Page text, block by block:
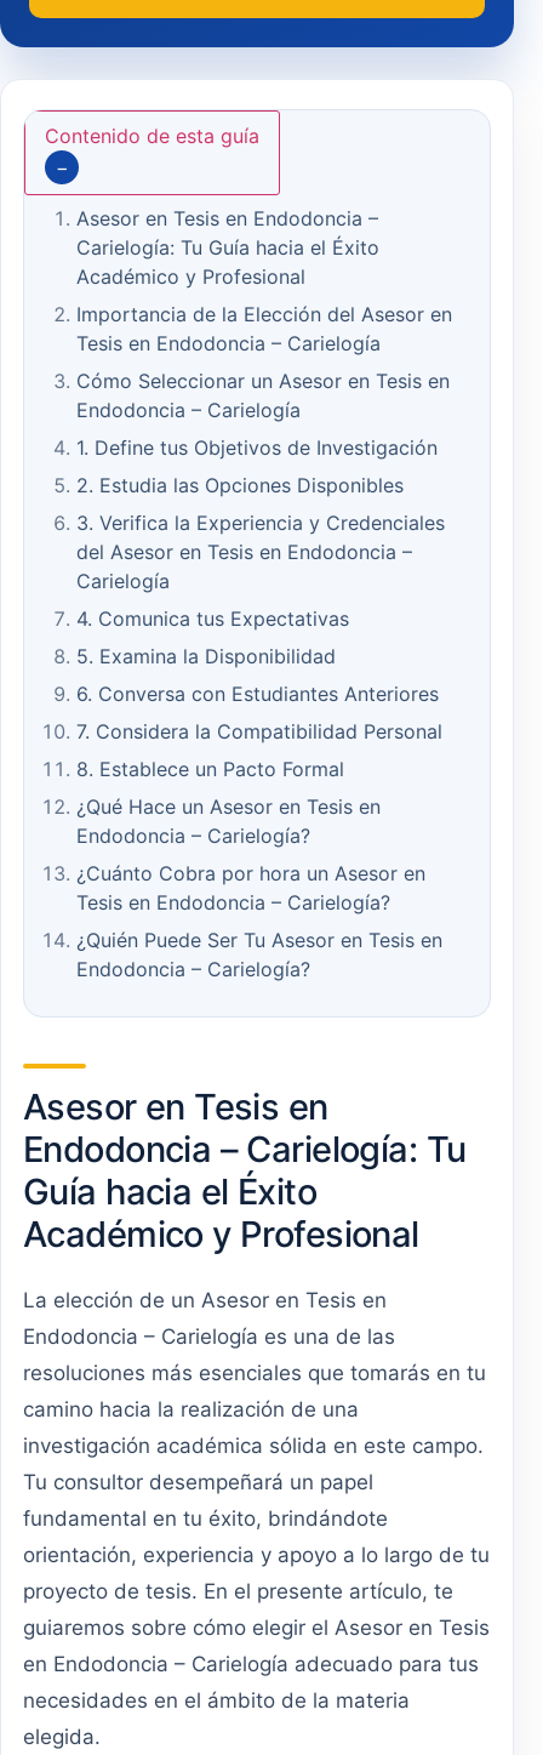
Contenido de esta guía
−
Asesor en Tesis en Endodoncia –
Carielogía: Tu Guía hacia el Éxito
Académico y Profesional
Importancia de la Elección del Asesor en
Tesis en Endodoncia – Carielogía
Cómo Seleccionar un Asesor en Tesis en
Endodoncia – Carielogía
1. Define tus Objetivos de Investigación
2. Estudia las Opciones Disponibles
3. Verifica la Experiencia y Credenciales
del Asesor en Tesis en Endodoncia –
Carielogía
4. Comunica tus Expectativas
5. Examina la Disponibilidad
6. Conversa con Estudiantes Anteriores
7. Considera la Compatibilidad Personal
8. Establece un Pacto Formal
¿Qué Hace un Asesor en Tesis en
Endodoncia – Carielogía?
¿Cuánto Cobra por hora un Asesor en
Tesis en Endodoncia – Carielogía?
¿Quién Puede Ser Tu Asesor en Tesis en
Endodoncia – Carielogía?
Asesor en Tesis en
Endodoncia – Carielogía: Tu
Guía hacia el Éxito
Académico y Profesional
La elección de un Asesor en Tesis en
Endodoncia – Carielogía es una de las
resoluciones más esenciales que tomarás en tu
camino hacia la realización de una
investigación académica sólida en este campo.
Tu consultor desempeñará un papel
fundamental en tu éxito, brindándote
orientación, experiencia y apoyo a lo largo de tu
proyecto de tesis. En el presente artículo, te
guiaremos sobre cómo elegir el Asesor en Tesis
en Endodoncia – Carielogía adecuado para tus
necesidades en el ámbito de la materia
elegida.